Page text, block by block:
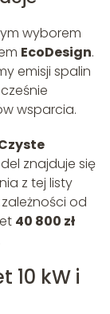
wyborem
EcoDesign.
emisji spalin
wsparcia.
znajduje się
z tej listy
od
40 800 zł
10 kW i